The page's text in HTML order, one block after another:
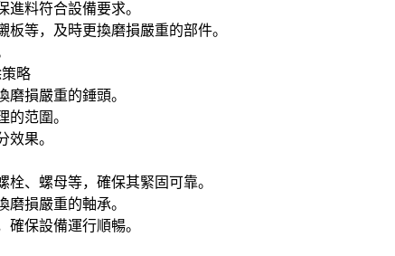
進料符合設備要求。
等，及時更換磨損嚴重的部件。
略
磨損嚴重的錘頭。
的范圍。
效果。
、螺母等，確保其緊固可靠。
磨損嚴重的軸承。
保設備運行順暢。